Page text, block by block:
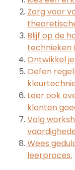
Zorg voor
Blijf op de
technieken
Ontwikkel
Oefen
Leer ook
klanten
Volg
Wees
leerproces.